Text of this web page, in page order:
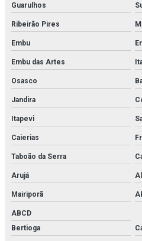
Modelo anatômico médico para
Modelo anatômico para
Modelo anatômico para fins
Modelo molecular
Simulador de medicina
Simulador de parto
Simulador de parto normal
Simulador de parto normal com
Guarulhos
Ribeirão Pires
Embu
Embu das Artes
Osasco
Jandira
Itapevi
Caierias
Taboão da Serra
Arujá
Mairiporã
ABCD
Bertioga